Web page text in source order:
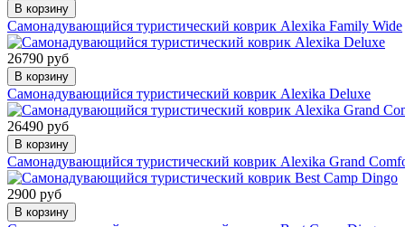
В корзину
Самонадувающийся туристический коврик Alexika Family Wide
26790 руб
В корзину
Самонадувающийся туристический коврик Alexika Deluxe
26490 руб
В корзину
Самонадувающийся туристический коврик Alexika Grand
2900 руб
В корзину